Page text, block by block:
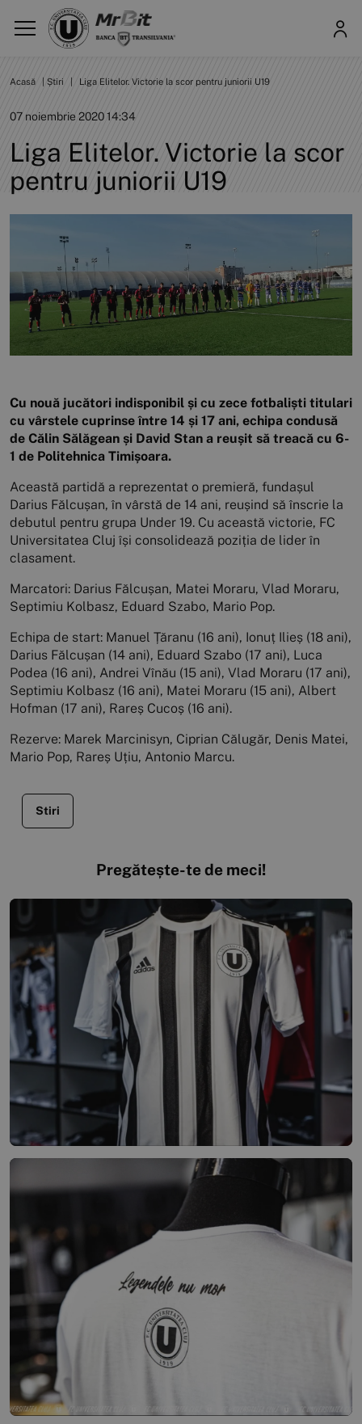
Acasă Știri Liga Elitelor. Victorie la scor pentru juniorii U19
07 noiembrie 2020 14:34
Liga Elitelor. Victorie la scor
pentru juniorii U19
Cu nouă jucători indisponibil și cu zece fotbaliști titulari
cu vârstele cuprinse între 14 și 17 ani, echipa condusă
de Călin Sălăgean și David Stan a reușit să treacă cu 6-
1 de Politehnica Timișoara.
Această partidă a reprezentat o premieră, fundașul
Darius Fălcușan, în vârstă de 14 ani, reușind să înscrie la
debutul pentru grupa Under 19. Cu această victorie, FC
Universitatea Cluj își consolidează poziția de lider în
clasament.
Marcatori: Darius Fălcușan, Matei Moraru, Vlad Moraru,
Septimiu Kolbasz, Eduard Szabo, Mario Pop.
Echipa de start: Manuel Țăranu (16 ani), Ionuț Ilieș (18 ani),
Darius Fălcușan (14 ani), Eduard Szabo (17 ani), Luca
Podea (16 ani), Andrei Vînău (15 ani), Vlad Moraru (17 ani),
Septimiu Kolbasz (16 ani), Matei Moraru (15 ani), Albert
Hofman (17 ani), Rareș Cucoș (16 ani).
Rezerve: Marek Marcinisyn, Ciprian Călugăr, Denis Matei,
Mario Pop, Rareș Uțiu, Antonio Marcu.
Stiri
Pregătește-te de meci!